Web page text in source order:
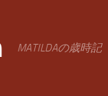
MATILDAの歳時記